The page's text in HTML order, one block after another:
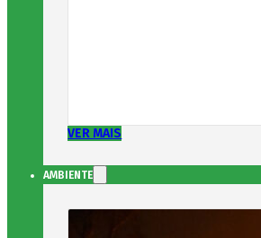
VER MAIS
AMBIENTE